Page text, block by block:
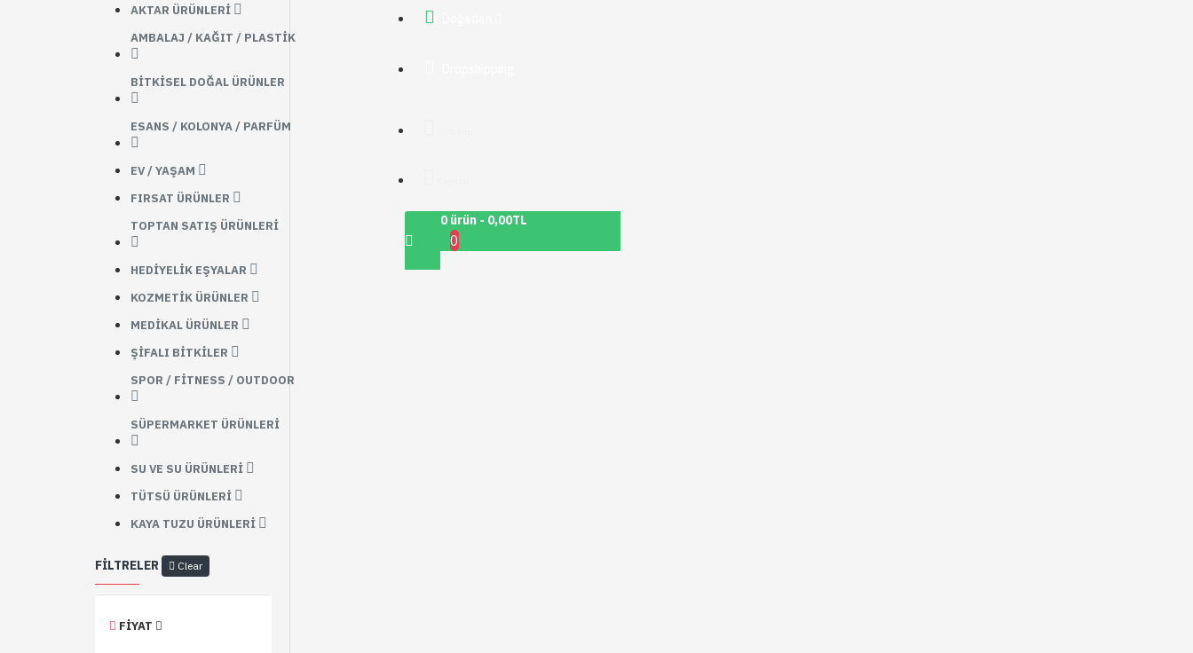
0 ürün - 0,00TL
0
AKTAR ÜRÜNLERI
AMBALAJ / KAĞIT / PLASTIK
BITKISEL DOĞAL ÜRÜNLER
ESANS / KOLONYA / PARFÜM
EV / YAŞAM
FIRSAT ÜRÜNLER
TOPTAN SATIŞ ÜRÜNLERI
HEDIYELIK EŞYALAR
KOZMETIK ÜRÜNLER
MEDIKAL ÜRÜNLER
ŞIFALI BITKILER
SPOR / FITNESS / OUTDOOR
SÜPERMARKET ÜRÜNLERI
SU VE SU ÜRÜNLERI
TÜTSÜ ÜRÜNLERI
KAYA TUZU ÜRÜNLERI
FILTRELER Clear
FIYAT